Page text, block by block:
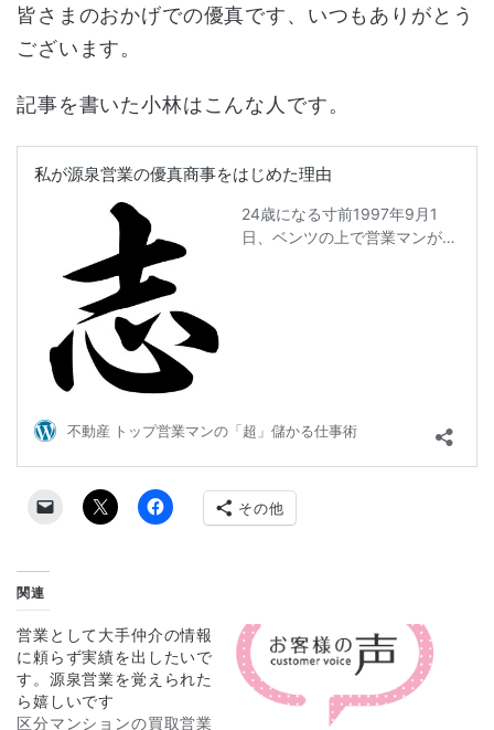
皆さまのおかげでの優真です、いつもありがとう
ございます。
記事を書いた小林はこんな人です。
その他
関連
営業として大手仲介の情報
に頼らず実績を出したいで
す。源泉営業を覚えられた
ら嬉しいです
区分マンションの買取営業